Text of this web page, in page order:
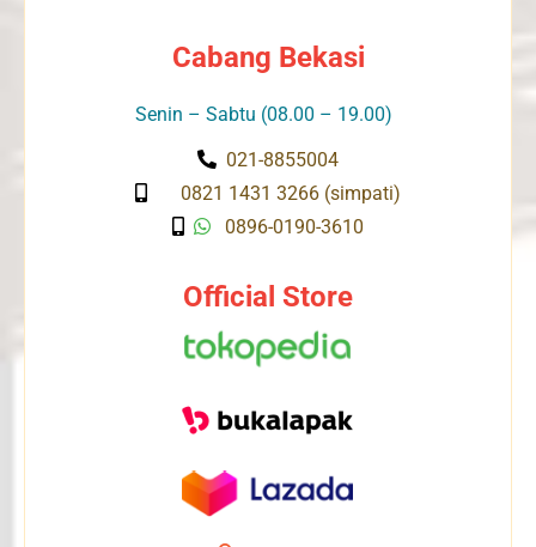
Cabang Bekasi
Senin – Sabtu (08.00 – 19.00)
021-8855004
0821 1431 3266 (simpati)
0896-0190-3610
Official Store